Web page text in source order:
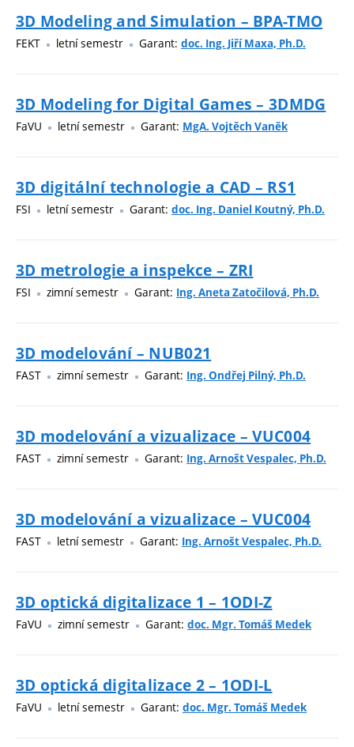
3D Modeling and Simulation – BPA-TMO
FEKT letní semestr Garant: doc. Ing. Jiří Maxa, Ph.D.
3D Modeling for Digital Games – 3DMDG
FaVU letní semestr Garant: MgA. Vojtěch Vaněk
3D digitální technologie a CAD – RS1
FSI letní semestr Garant: doc. Ing. Daniel Koutný, Ph.D.
3D metrologie a inspekce – ZRI
FSI zimní semestr Garant: Ing. Aneta Zatočilová, Ph.D.
3D modelování – NUB021
FAST zimní semestr Garant: Ing. Ondřej Pilný, Ph.D.
3D modelování a vizualizace – VUC004
FAST zimní semestr Garant: Ing. Arnošt Vespalec, Ph.D.
3D modelování a vizualizace – VUC004
FAST letní semestr Garant: Ing. Arnošt Vespalec, Ph.D.
3D optická digitalizace 1 – 1ODI-Z
FaVU zimní semestr Garant: doc. Mgr. Tomáš Medek
3D optická digitalizace 2 – 1ODI-L
FaVU letní semestr Garant: doc. Mgr. Tomáš Medek